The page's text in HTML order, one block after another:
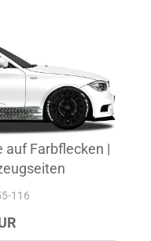
Farbflecken |
116